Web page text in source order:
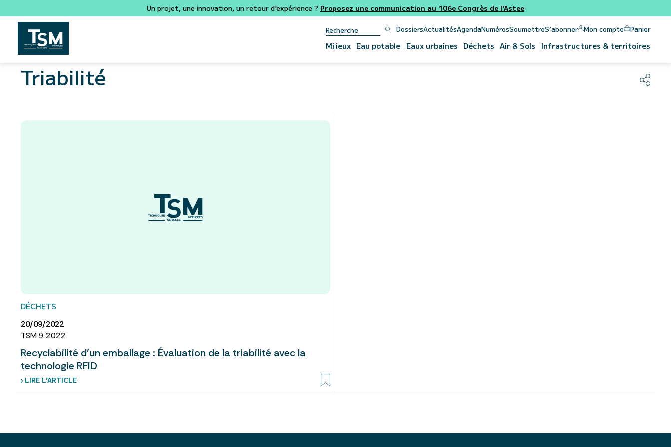
Un projet, une innovation, un retour d'expérience ? Proposez une communication au 106e Congrès de l'Astee
DossiersActualitésAgendaNumérosSoumettreS’abonner Mon compte Panier
Milieux Eau potable Eaux urbaines Déchets Air & Sols Infrastructures & territoires
Triabilité
DÉCHETS
20/09/2022
TSM 9 2022
Recyclabilité d’un emballage : Évaluation de la triabilité avec la
technologie RFID
› LIRE L’ARTICLE